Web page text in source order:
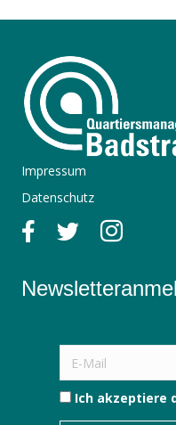
Impressum
Datenschutz
Ich akzeptiere